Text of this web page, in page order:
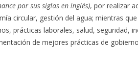
por sus siglas en inglés), por realizar
circular, gestión del agua; mientras
prácticas laborales, salud, seguridad,
de mejores prácticas de